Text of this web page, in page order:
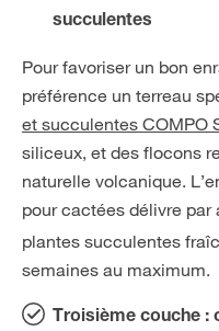
succulentes
Pour favoriser un bon
préférence un terreau
et succulentes COMPO
siliceux, et des flocons
naturelle volcanique.
pour cactées délivre par
plantes succulentes
semaines au maximum.
Troisième couche :